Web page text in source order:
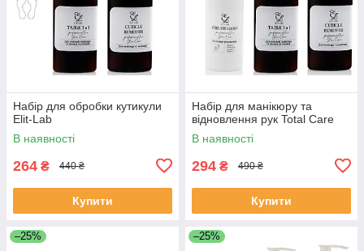
Набір для обробки кутикули
Elit-Lab
В наявності
264 ₴ 440 ₴
Купити
Набір для манікюру та
відновлення рук Total Care
В наявності
294 ₴ 490 ₴
Купити
–25% –25%